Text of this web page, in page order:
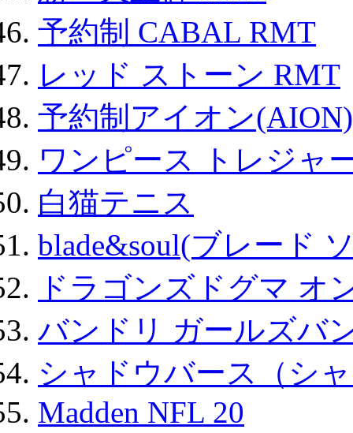
予約制 CABAL RMT
レッド ストーン RMT
予約制アイオン
ワンピース トレジャ
白猫テニス
blade&soul(ブレード
ドラゴンズドグマ オ
バンドリ ガールズバ
シャドウバース（シ
Madden NFL 20